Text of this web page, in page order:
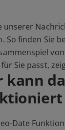
unserer
So finden Sie
Sie passt,
kann
Date